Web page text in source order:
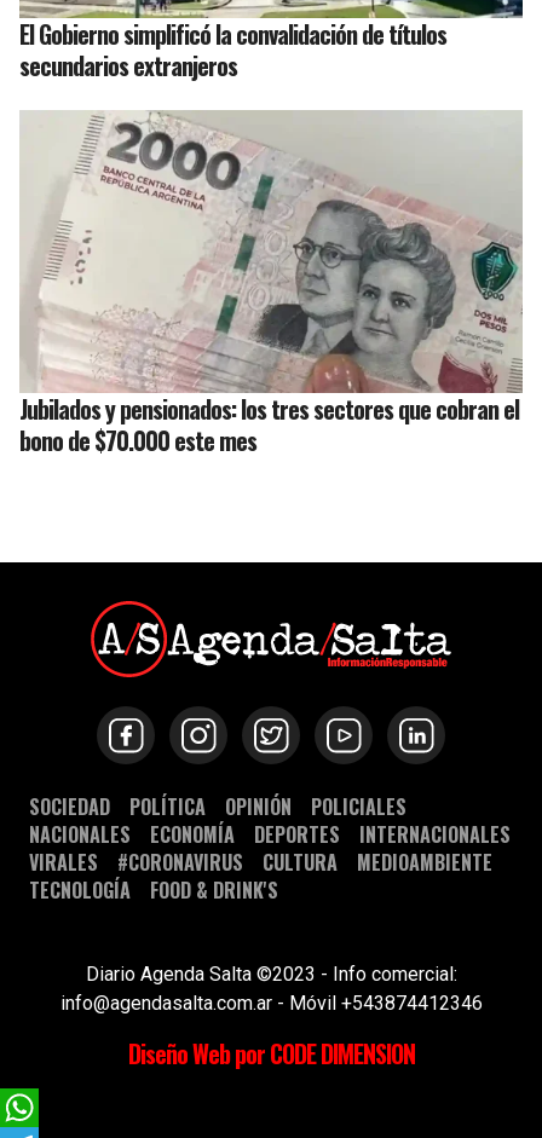
El Gobierno simplificó la convalidación de títulos
secundarios extranjeros
Jubilados y pensionados: los tres sectores que cobran el
bono de $70.000 este mes
SOCIEDAD POLÍTICA OPINIÓN
POLICIALES
NACIONALES
ECONOMÍA DEPORTES
INTERNACIONALES
VIRALES
#CORONAVIRUS CULTURA
MEDIOAMBIENTE
TECNOLOGÍA
FOOD & DRINK'S
Diario Agenda Salta ©2023 - Info comercial:
info@agendasalta.com.ar - Móvil +543874412346
Diseño Web por CODE DIMENSION